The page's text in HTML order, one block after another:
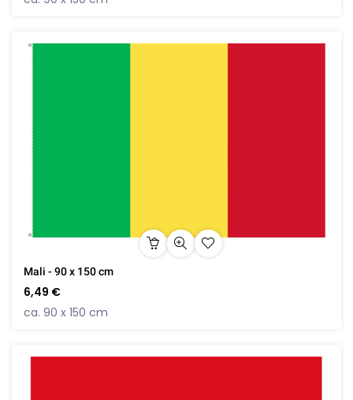
Mali - 90 x 150 cm
6,49 €
ca. 90 x 150 cm